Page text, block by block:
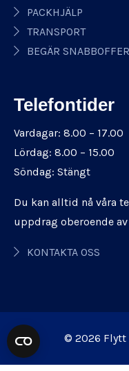
PACKHJÄLP
TRANSPORT
BEGÄR
Telefontider
Vardagar: 8.00 – 17.00
Lördag: 8.00 – 15.00
Söndag: Stängt
Du kan alltid nå våra
uppdrag oberoende
KONTAKTA OSS
© 2026 Flytt